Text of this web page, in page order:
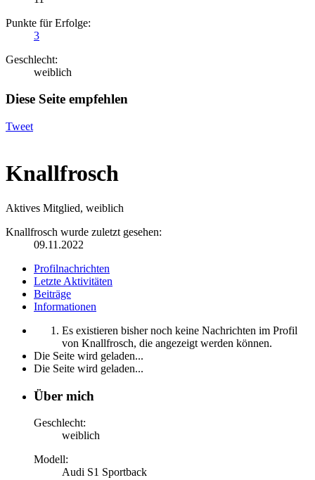
Punkte für Erfolge:
3
Geschlecht:
weiblich
Diese Seite empfehlen
Tweet
Knallfrosch
Aktives Mitglied, weiblich
Knallfrosch wurde zuletzt gesehen:
09.11.2022
Profilnachrichten
Letzte Aktivitäten
Beiträge
Informationen
Es existieren bisher noch keine Nachrichten im Profil
von Knallfrosch, die angezeigt werden können.
Die Seite wird geladen...
Die Seite wird geladen...
Über mich
Geschlecht:
weiblich
Modell:
Audi S1 Sportback